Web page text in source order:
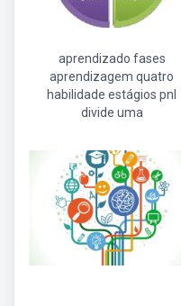
aprendizado fases
aprendizagem quatro
habilidade estágios pnl
divide uma